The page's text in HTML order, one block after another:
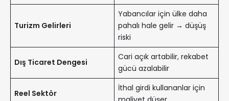
Turizm Gelirleri
Yabancılar için ülke daha
pahalı hale gelir → düşüş
riski
Dış Ticaret Dengesi
Cari açık artabilir, rekabet
gücü azalabilir
Reel Sektör
İthal girdi kullananlar için